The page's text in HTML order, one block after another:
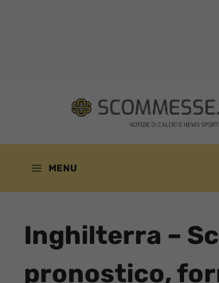
contenuto
MENU
Inghilterra –
pronostico,